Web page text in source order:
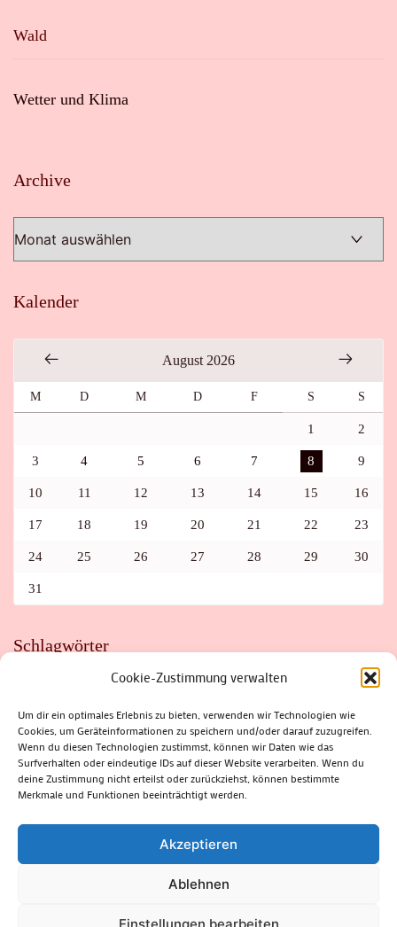
Cookie-Zustimmung verwalten
Um dir ein optimales Erlebnis zu bieten, verwenden wir Technologien wie
Cookies, um Geräteinformationen zu speichern und/oder darauf zuzugreifen.
Wenn du diesen Technologien zustimmst, können wir Daten wie das
Surfverhalten oder eindeutige IDs auf dieser Website verarbeiten. Wenn du
deine Zustimmung nicht erteilst oder zurückziehst, können bestimmte
Merkmale und Funktionen beeinträchtigt werden.
Akzeptieren
Ablehnen
Einstellungen bearbeiten
Wald
Wetter und Klima
Archive
Kalender
August 2026
M D M D F S S
1 2
3 4 5 6 7 8 9
10 11 12 13 14 15 16
17 18 19 20 21 22 23
24 25 26 27 28 29 30
31
Schlagwörter
FAHRRAD
FLOHMARKT FOLK GEWINNSPIEL
HITZE
HITZEFALLE AUTO
IRISH DANCE JAZZ
KABARETT
KINDER
KIRMES KLASSIK
KLEINE SUHLER REIHE
KRIMI
KULTUR LESUNG LOTTO
MEININGEN
PARASITEN
PILZE SCHLEUSINGEN
SCHULWEG
SOMMERFERIEN
SPORT SRH
STADTFEST
STADTMARKETING
STRASSENSPERRUNG
SUHL
SUHLER FRÜHLING
SUHLER STADTMARKETING
THÜRINGER WALD
ZELLA-MEHLIS
(c) Rhön-Rennsteig-Verlag 2024. Alle Rechte vorbehalten.